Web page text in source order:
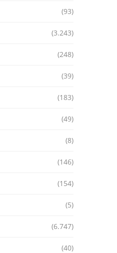
(93)
(3.243)
(248)
(39)
(183)
(49)
(8)
(146)
(154)
(5)
(6.747)
(40)